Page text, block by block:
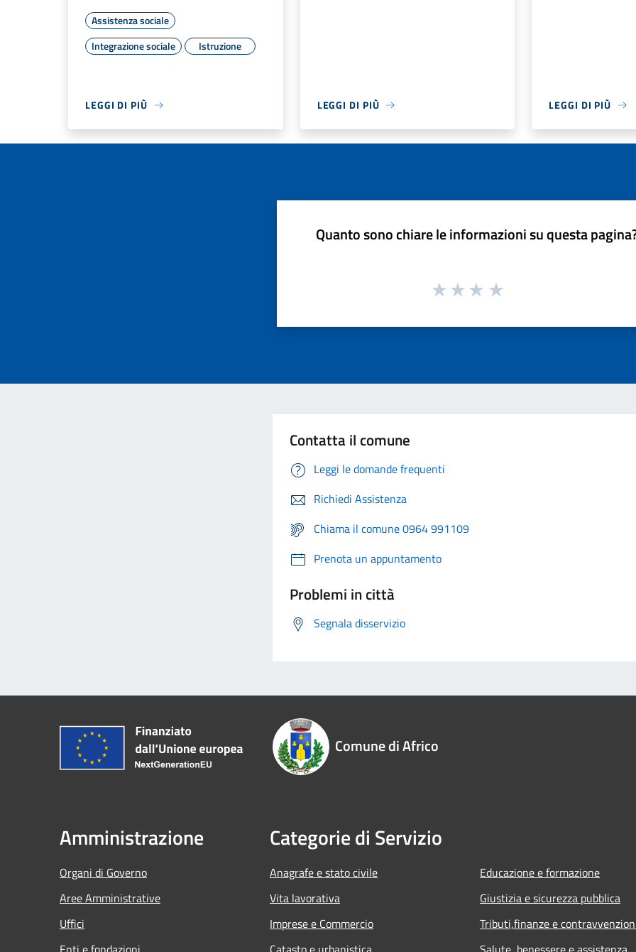
Assistenza sociale
Integrazione sociale
Istruzione
LEGGI DI PIÙ LEGGI DI PIÙ LEGGI DI PIÙ
Quanto sono chiare le informazioni su questa
Contatta il comune
Leggi le domande frequenti
Richiedi Assistenza
Chiama il comune 0964 991109
Prenota un appuntamento
Problemi in città
Segnala disservizio
Comune di Africo
Amministrazione
Organi di Governo
Aree Amministrative
Uffici
Categorie di Servizio
Anagrafe e stato civile
Vita lavorativa
Imprese e Commercio
Educazione e formazione
Giustizia e sicurezza pubblica
Tributi,finanze e